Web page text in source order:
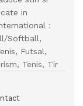
in
:
Softball,
Futsal,
Tenis, Tir